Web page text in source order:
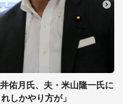
佑月氏、夫・米山隆一氏に
しかやり方が」